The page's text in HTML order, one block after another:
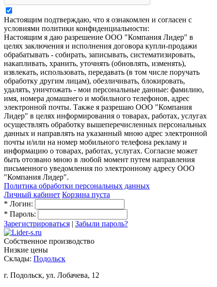
Настоящим подтверждаю, что я ознакомлен и согласен с
условиями политики конфиденциальности:
Настоящим я даю разрешение ООО "Компания Лидер" в
целях заключения и исполнения договора купли-продажи
обрабатывать - собирать, записывать, систематизировать,
накапливать, хранить, уточнять (обновлять, изменять),
извлекать, использовать, передавать (в том числе поручать
обработку другим лицам), обезличивать, блокировать,
удалять, уничтожать - мои персональные данные: фамилию,
имя, номера домашнего и мобильного телефонов, адрес
электронной почты. Также я разрешаю ООО "Компания
Лидер" в целях информирования о товарах, работах, услугах
осуществлять обработку вышеперечисленных персональных
данных и направлять на указанный мною адрес электронной
почты и/или на номер мобильного телефона рекламу и
информацию о товарах, работах, услугах. Согласие может
быть отозвано мною в любой момент путем направления
письменного уведомления по электронному адресу ООО
"Компания Лидер".
Политика обработки персональных данных
Личный кабинет Корзина пуста
* Логин:
* Пароль:
Зарегистрироваться | Забыли пароль?
Собственное производство
Низкие цены
Склады: Подольск
г. Подольск, ул. Лобачева, 12